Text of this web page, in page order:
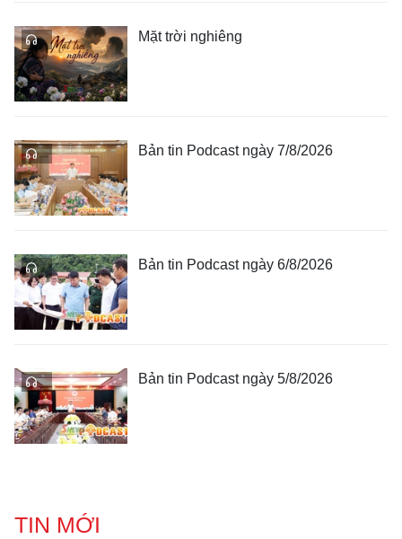
Mặt trời nghiêng
Bản tin Podcast ngày 7/8/2026
Bản tin Podcast ngày 6/8/2026
Bản tin Podcast ngày 5/8/2026
TIN MỚI